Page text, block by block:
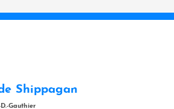
Shippagan
Gauthier